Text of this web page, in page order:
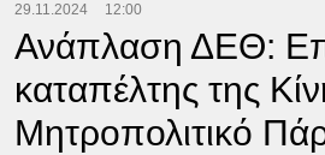
29.11.2024 12:00
Ανάπλαση ΔΕΘ:
καταπέλτης της
Μητροπολιτικό